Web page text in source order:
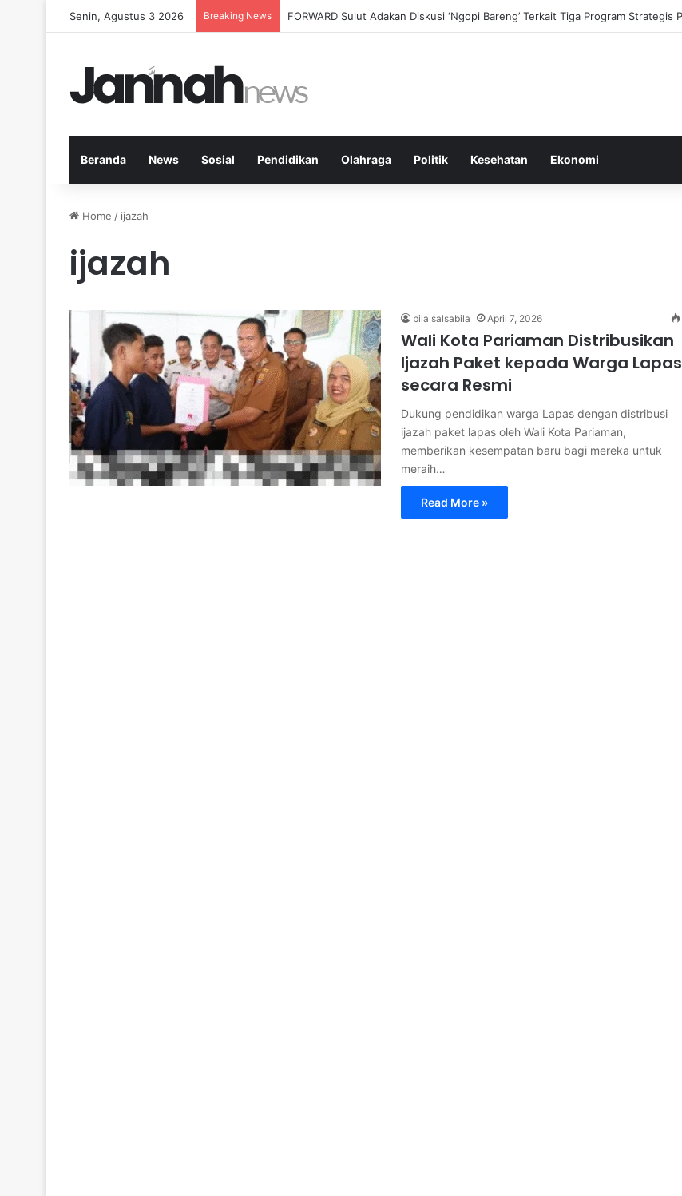
Senin, Agustus 3 2026 Breaking News Milenial Petani dan Transformasi Pertanian melalui Teknologi Digital
Beranda News Sosial Pendidikan Olahraga Politik Kesehatan Ekonomi
Home / ijazah
ijazah
bila salsabila April 7, 2026
Wali Kota Pariaman Distribusikan
Ijazah Paket kepada Warga Lapas
secara Resmi
Dukung pendidikan warga Lapas dengan distribusi
ijazah paket lapas oleh Wali Kota Pariaman,
memberikan kesempatan baru bagi mereka untuk
meraih…
Read More »